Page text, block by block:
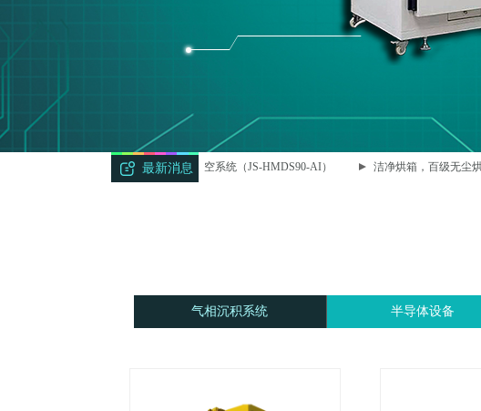
智能型HMDS真空系统（JS-HMDS90-AI） 洁净烘箱，百级无尘烘
最新消息
气相沉积系统 半导体设备